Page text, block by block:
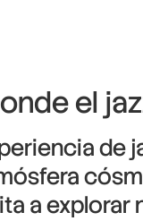
el
de
a explorar